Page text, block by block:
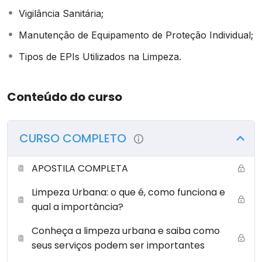
TODAS AS ETAPAS DO CURSO (AS ETAPAS
OBRIGATORIAMENTE SEGUEM UMA ORDEM, ONDE A
CONCLUSÃO DA ANTERIOR). NESSE SENTIDO, NÃO É
Vigilância Sanitária;
Manutenção de Equipamento de Proteção Individual;
Tipos de EPIs Utilizados na Limpeza.
Conteúdo do curso
CURSO COMPLETO
APOSTILA COMPLETA
Limpeza Urbana: o que é, como funciona e
qual a importância?
Conheça a limpeza urbana e saiba como
seus serviços podem ser importantes